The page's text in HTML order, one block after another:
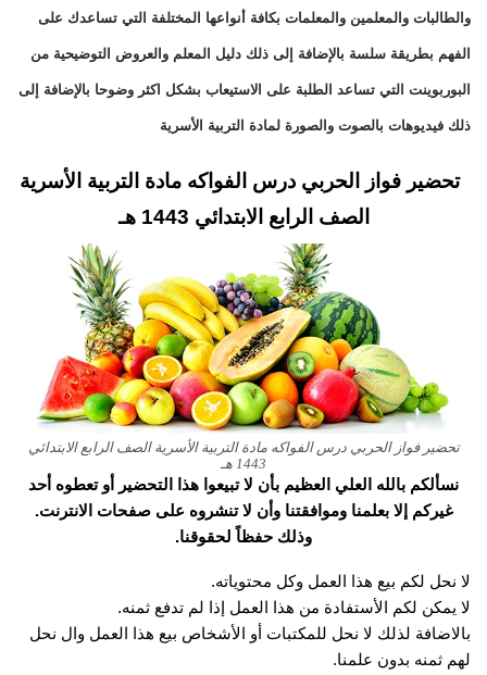
والطالبات والمعلمين والمعلمات بكافة أنواعها المختلفة التي تساعدك على
الفهم بطريقة سلسة بالإضافة إلى ذلك دليل المعلم والعروض التوضيحية من
البوربوينت التي تساعد الطلبة على الاستيعاب بشكل اكثر وضوحا بالإضافة إلى
ذلك فيديوهات بالصوت والصورة لمادة التربية الأسرية
تحضير فواز الحربي درس الفواكه مادة التربية الأسرية
الصف الرابع الابتدائي 1443 هـ
تحضير فواز الحربي درس الفواكه مادة التربية الأسرية الصف الرابع الابتدائي
1443 هـ
نسألكم بالله العلي العظيم بأن لا تبيعوا هذا التحضير أو تعطوه أحد
غيركم إلا بعلمنا وموافقتنا وأن لا تنشروه على صفحات الانترنت.
وذلك حفظاً لحقوقنا.
لا نحل لكم بيع هذا العمل وكل محتوياته.
لا يمكن لكم الأستفادة من هذا العمل إذا لم تدفع ثمنه.
بالاضافة لذلك لا نحل للمكتبات أو الأشخاص بيع هذا العمل وال نحل
لهم ثمنه بدون علمنا.